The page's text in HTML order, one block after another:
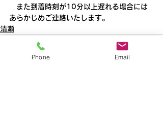
また到着時刻が10分以上遅れる場合には
あらかじめご連絡いたします。
清瀬
Phone Email